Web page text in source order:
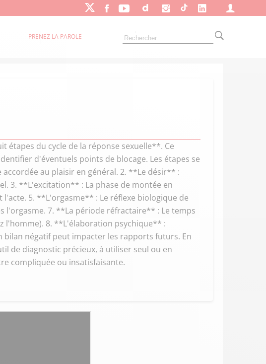
PRENEZ LA PAROLE
étapes du cycle de la réponse sexuelle**. Ce
d'éventuels points de blocage. Les étapes se
au plaisir en général. 2. **Le désir** :
3. **L'excitation** : La phase de montée en
5. **L'orgasme** : Le réflexe biologique de
l'orgasme. 7. **La période réfractaire** : Le temps
l'homme). 8. **L'élaboration psychique** :
bilan négatif peut impacter les rapports futurs. En
de diagnostic précieux, à utiliser seul ou en
compliquée ou insatisfaisante.